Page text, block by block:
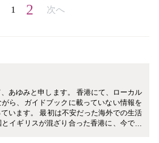
1 2 次へ
あゆみと申します。 香港にて、ローカル
ら、ガイドブックに載っていない情報を
ています。 最初は不安だった海外での生活
イギリスが混ざり合った香港に、今では